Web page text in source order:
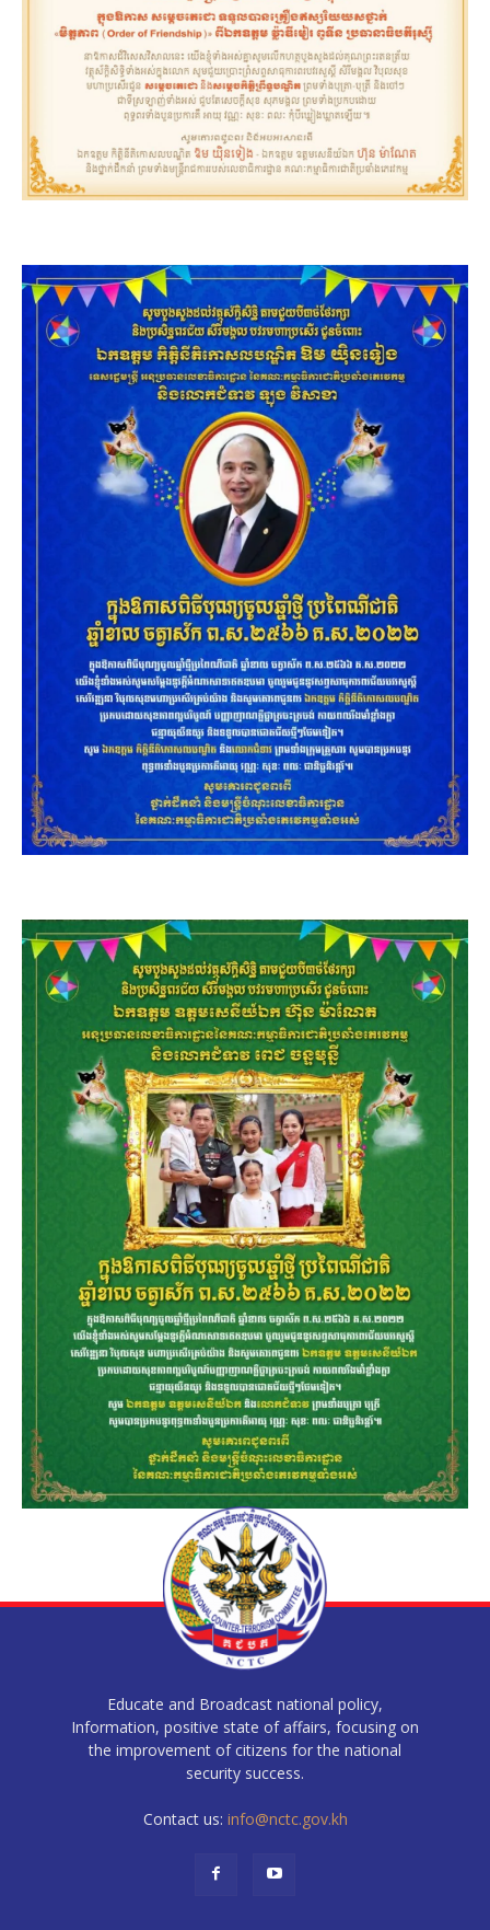
Educate and Broadcast national policy,
Information, positive state of affairs, focusing on
the improvement of citizens for the national
security success.
Contact us: info@nctc.gov.kh